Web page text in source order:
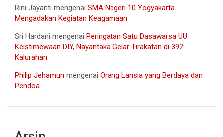
Rini Jayanti mengenai SMA Negeri 10 Yogyakarta
Mengadakan Kegiatan Keagamaan
Sri Hardani mengenai Peringatan Satu Dasawarsa UU
Keistimewaan DIY, Nayantaka Gelar Tirakatan di 392
Kalurahan
Philip Jehamun mengenai Orang Lansia yang Berdaya dan
Pendoa